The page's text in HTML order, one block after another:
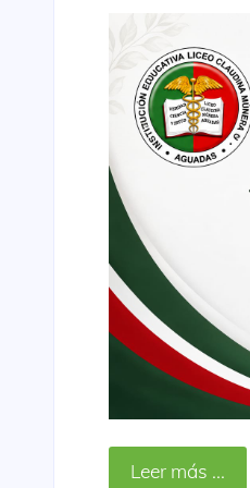
Leer más ...